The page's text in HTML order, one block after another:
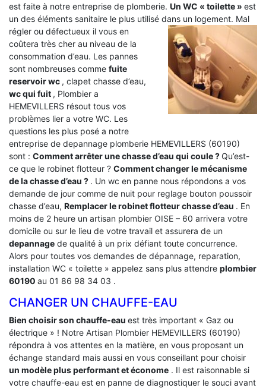
est faite à notre entreprise de plomberie. Un WC « toilette » est
un des éléments sanitaire le plus utilisé dans un logement. Mal
régler ou défectueux il vous en
coûtera très cher au niveau de la
consommation d’eau. Les pannes
sont nombreuses comme fuite
reservoir wc , clapet chasse d’eau,
wc qui fuit , Plombier a
HEMEVILLERS résout tous vos
problèmes lier a votre WC. Les
questions les plus posé a notre
entreprise de depannage plomberie HEMEVILLERS (60190)
sont : Comment arrêter une chasse d’eau qui coule ?Qu’est-
ce que le robinet flotteur ? Comment changer le mécanisme
de la chasse d’eau ? . Un wc en panne nous répondons a vos
demande de jour comme de nuit pour reglage bouton poussoir
chasse d’eau, Remplacer le robinet flotteur chasse d’eau . En
moins de 2 heure un artisan plombier OISE – 60 arrivera votre
domicile ou sur le lieu de votre travail et assurera de un
depannage de qualité à un prix défiant toute concurrence.
Alors pour toutes vos demandes de dépannage, reparation,
installation WC « toilette » appelez sans plus attendre plombier
60190 au 01 86 98 34 03 .
CHANGER UN CHAUFFE-EAU
Bien choisir son chauffe-eau est très important « Gaz ou
électrique » ! Notre Artisan Plombier HEMEVILLERS (60190)
répondra à vos attentes en la matière, en vous proposant un
échange standard mais aussi en vous conseillant pour choisir
un modèle plus performant et économe . Il est raisonnable si
votre chauffe-eau est en panne de diagnostiquer le souci avant